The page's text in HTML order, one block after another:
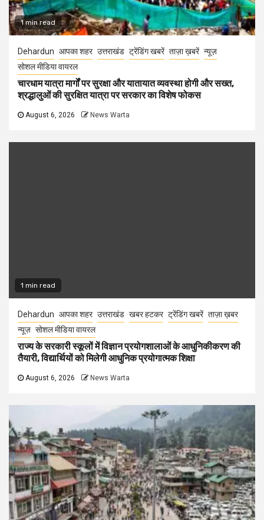
1 min read
Dehardun आपका शहर उत्तराखंड ट्रेंडिंग खबरें ताज़ा ख़बरें न्यूज़
सोशल मीडिया वायरल
चारधाम यात्रा मार्गों पर सुरक्षा और यातायात व्यवस्था होगी और सख्त,
श्रद्धालुओं की सुरक्षित यात्रा पर सरकार का विशेष फोकस
August 6, 2026 News Warta
1 min read
Dehardun आपका शहर उत्तराखंड खबर हटकर ट्रेंडिंग खबरें ताज़ा ख़बर
न्यूज़ सोशल मीडिया वायरल
राज्य के सरकारी स्कूलों में विज्ञान प्रयोगशालाओं के आधुनिकीकरण की
तैयारी, विद्यार्थियों को मिलेगी आधुनिक प्रयोगात्मक शिक्षा
August 6, 2026 News Warta